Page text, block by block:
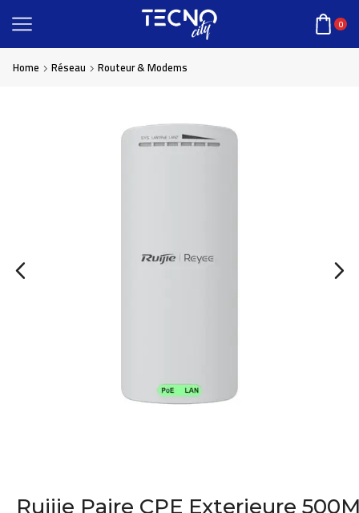
0
Home Réseau Routeur & Modems
Ruijie Paire CPE Exterieure